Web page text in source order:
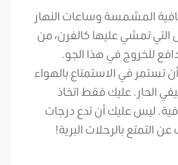
المشمسة وساعات النهار
التي تمشي عليها كالفرن، من
للخروج في هذا الجو.
تستمر في الاستمتاع بالهواء
الحار. عليك فقط اتخاذ
ليس عليك أن تدع درجات
التمتع بالرحلات البرية!